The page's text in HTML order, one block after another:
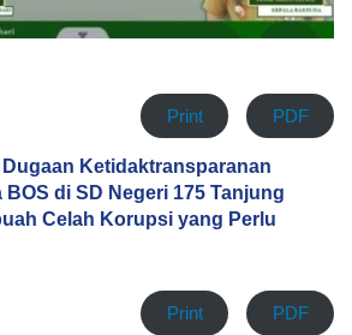
Print PDF
Dugaan Ketidaktransparanan
di SD Negeri 175 Tanjung
Celah Korupsi yang Perlu
Print PDF